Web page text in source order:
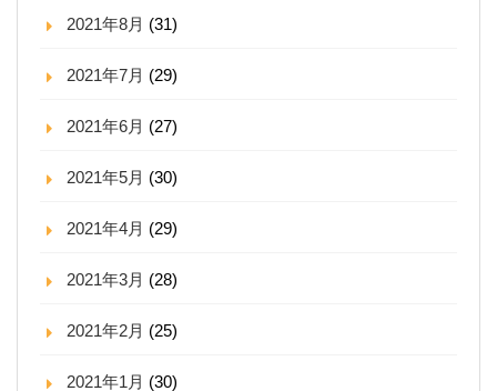
2021年8月 (31)
2021年7月 (29)
2021年6月 (27)
2021年5月 (30)
2021年4月 (29)
2021年3月 (28)
2021年2月 (25)
2021年1月 (30)